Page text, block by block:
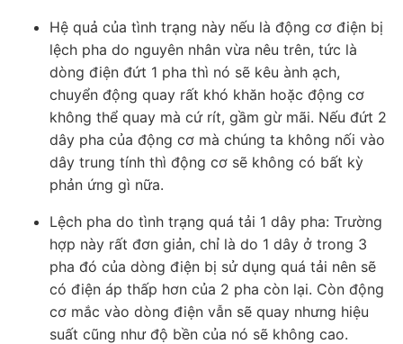
Hệ quả của tình trạng này nếu là động cơ điện bị
lệch pha do nguyên nhân vừa nêu trên, tức là
dòng điện đứt 1 pha thì nó sẽ kêu ành ạch,
chuyển động quay rất khó khăn hoặc động cơ
không thể quay mà cứ rít, gầm gừ mãi. Nếu đứt 2
dây pha của động cơ mà chúng ta không nối vào
dây trung tính thì động cơ sẽ không có bất kỳ
phản ứng gì nữa.
Lệch pha do tình trạng quá tải 1 dây pha: Trường
hợp này rất đơn giản, chỉ là do 1 dây ở trong 3
pha đó của dòng điện bị sử dụng quá tải nên sẽ
có điện áp thấp hơn của 2 pha còn lại. Còn động
cơ mắc vào dòng điện vẫn sẽ quay nhưng hiệu
suất cũng như độ bền của nó sẽ không cao.